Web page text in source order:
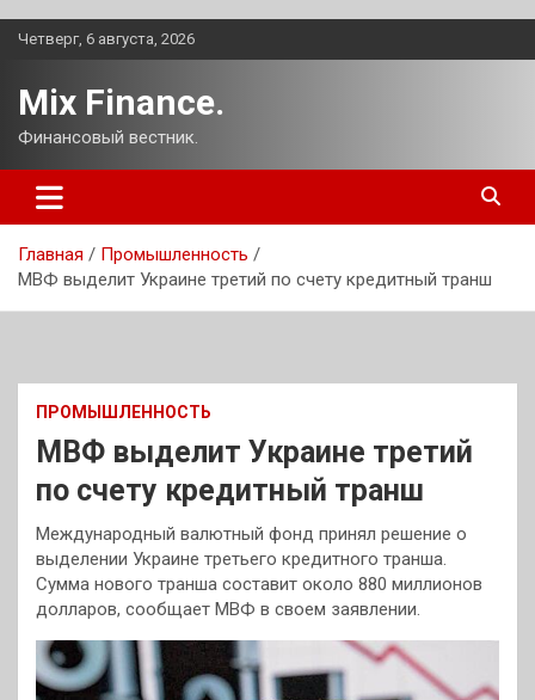
Перейти
Четверг, 6 августа, 2026
Mix Finance.
Финансовый вестник.
Главная
Промышленность
МВФ выделит Украине третий по счету кредитный транш
ПРОМЫШЛЕННОСТЬ
МВФ выделит Украине третий
по счету кредитный транш
Международный валютный фонд принял решение о
выделении Украине третьего кредитного транша.
Сумма нового транша составит около 880 миллионов
долларов, сообщает МВФ в своем заявлении.